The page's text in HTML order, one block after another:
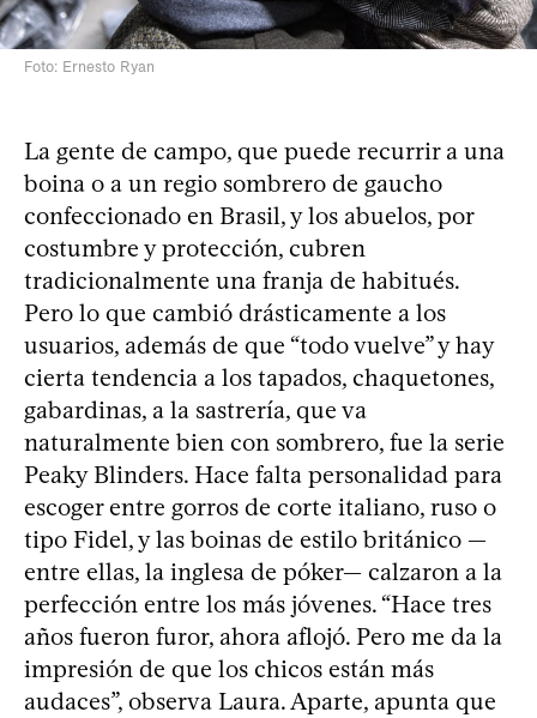
Foto: Ernesto Ryan
La gente de campo, que puede recurrir a una
boina o a un regio sombrero de gaucho
confeccionado en Brasil, y los abuelos, por
costumbre y protección, cubren
tradicionalmente una franja de habitués.
Pero lo que cambió drásticamente a los
usuarios, además de que “todo vuelve” y hay
cierta tendencia a los tapados, chaquetones,
gabardinas, a la sastrería, que va
naturalmente bien con sombrero, fue la serie
Peaky Blinders. Hace falta personalidad para
escoger entre gorros de corte italiano, ruso o
tipo Fidel, y las boinas de estilo británico —
entre ellas, la inglesa de póker— calzaron a la
perfección entre los más jóvenes. “Hace tres
años fueron furor, ahora aflojó. Pero me da la
impresión de que los chicos están más
audaces”, observa Laura. Aparte, apunta que